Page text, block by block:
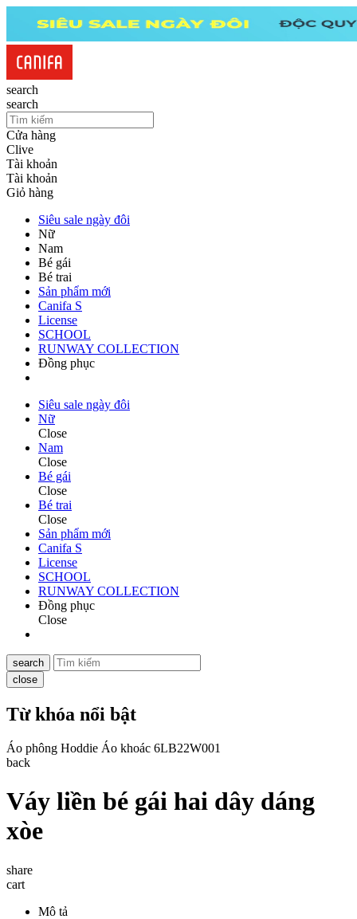
search
search
Cửa hàng
Clive
Tài khoản
Tài khoản
Giỏ hàng
Siêu sale ngày đôi
Nữ
Nam
Bé gái
Bé trai
Sản phẩm mới
Canifa S
License
SCHOOL
RUNWAY COLLECTION
Đồng phục
Siêu sale ngày đôi
Nữ
Close
Nam
Close
Bé gái
Close
Bé trai
Close
Sản phẩm mới
Canifa S
License
SCHOOL
RUNWAY COLLECTION
Đồng phục
Close
search
close
Từ khóa nổi bật
Áo phông Hoddie Áo khoác 6LB22W001
back
Váy liền bé gái hai dây dáng
xòe
share
cart
Mô tả